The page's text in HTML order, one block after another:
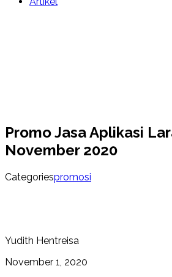
Promo Jasa Aplikasi
November 2020
Categoriespromosi
Yudith Hentreisa
November 1, 2020